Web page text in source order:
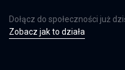
Dołącz do społeczności już
Zobacz jak to działa